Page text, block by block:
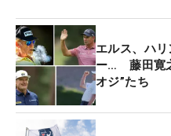
エルス、ハ
ー… 藤田寛
オジ”たち